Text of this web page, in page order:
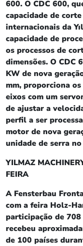
600. O CDC 600,
capacidade de
internacionais da
capacidade de
os processos de
dimensões. O CDC
KW de nova
mm, proporciona
eixos com um
de ajustar a
perfil a ser
motor de nova
unidade de serra no
YILMAZ
FEIRA
A Fensterbau
com a feira Holz-
participação de
recebeu
de 100 países